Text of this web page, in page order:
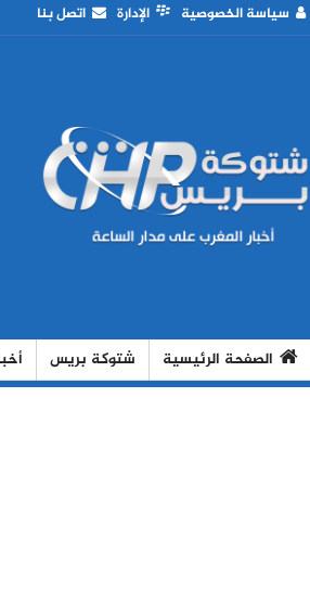
سياسة الخصوصية الإدارة اتصل بنا
الصفحة الرئيسية شتوكة بريس